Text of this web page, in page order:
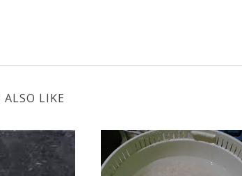
LIKE